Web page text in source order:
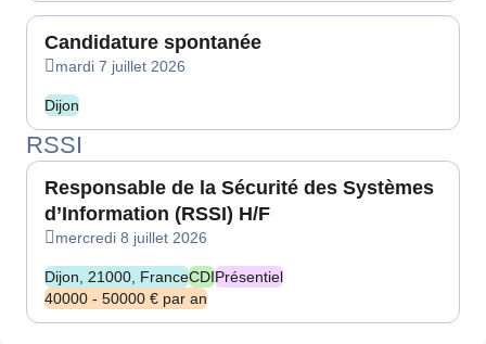
Candidature spontanée
mardi 7 juillet 2026
Dijon
RSSI
Responsable de la Sécurité des Systèmes
d’Information (RSSI) H/F
mercredi 8 juillet 2026
Dijon, 21000, FranceCDIPrésentiel
40000 - 50000 € par an